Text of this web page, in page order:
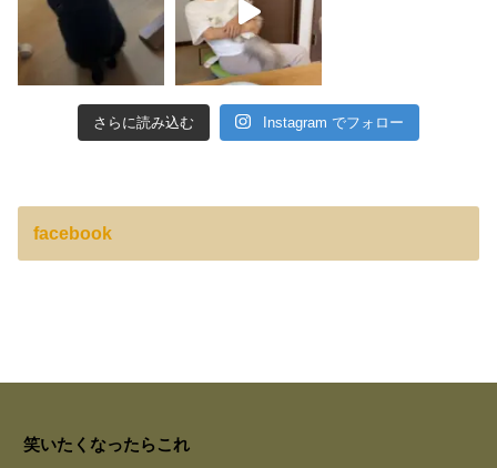
さらに読み込む Instagram でフォロー
facebook
笑いたくなったらこれ